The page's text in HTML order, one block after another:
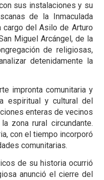
sus instalaciones y su
de la Inmaculada
cargo del Asilo de Arturo
Miguel Arcángel, de la
de religiosas,
detenidamente la
impronta comunitaria y
espiritual y cultural del
enteras de vecinos
zona rural circundante.
con el tiempo incorporó
comunitarias.
de su historia ocurrió
anunció el cierre del